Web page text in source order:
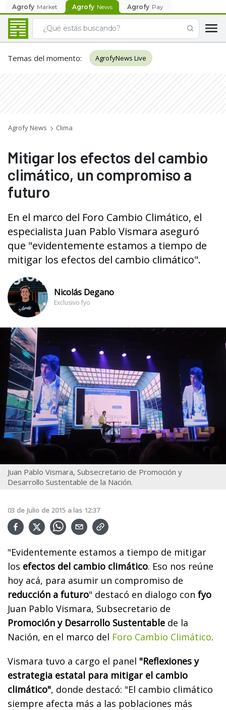
Agrofy Market Agrofy News Agrofy Pay
Temas del momento: AgrofyNews Live
Agrofy News Clima
Mitigar los efectos del cambio
climático, un compromiso a
futuro
En el marco del Foro Cambio Climático, el
especialista Juan Pablo Vismara aseguró
que "evidentemente estamos a tiempo de
mitigar los efectos del cambio climático".
Nicolás Degano
Exclusivo fyo
Juan Pablo Vismara, Subsecretario de Promoción y
Desarrollo Sustentable de la Nación.
03 de Julio de 2015 a las 12:37
"Evidentemente estamos a tiempo de mitigar
los efectos del cambio climático. Eso nos reúne
hoy acá, para asumir un compromiso de
reducción a futuro" destacó en dialogo con fyo
Juan Pablo Vismara, Subsecretario de
Promoción y Desarrollo Sustentable de la
Nación, en el marco del Foro Cambio Climático.
Vismara tuvo a cargo el panel "Reflexiones y
estrategia estatal para mitigar el cambio
climático", donde destacó: "El cambio climático
siempre afecta más a las poblaciones más